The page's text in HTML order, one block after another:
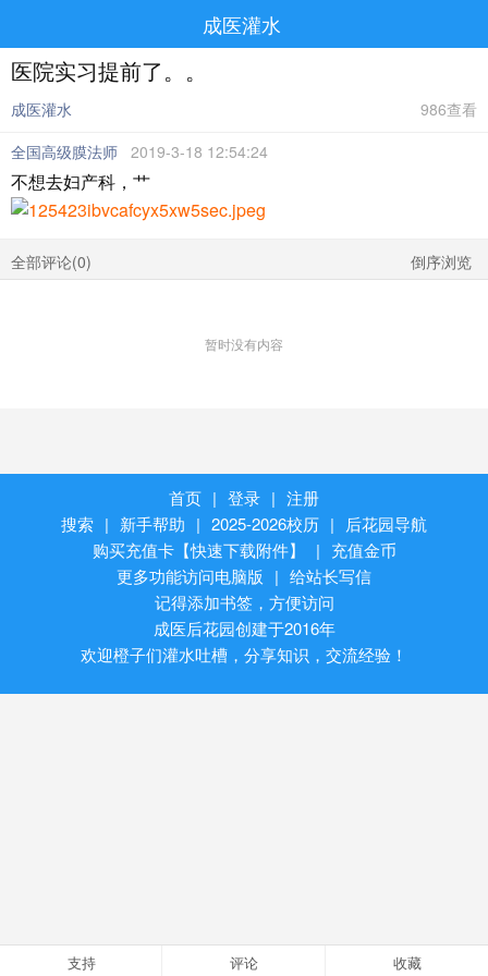
成医灌水
医院实习提前了。。
成医灌水
986查看
全国高级膜法师 2019-3-18 12:54:24
不想去妇产科，艹
全部评论(0) 倒序浏览
暂时没有内容
支持 评论 收藏
首页 | 登录 | 注册
搜索 | 新手帮助 | 2025-2026校历 |
后花园导航
购买充值卡【快速下载附件】
| 充值金币
更多功能访问电脑版 | 给站长写信
记得添加书签，方便访问
成医后花园创建于2016年
欢迎橙子们灌水吐槽，分享知识，交流经验！